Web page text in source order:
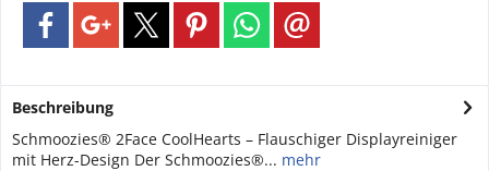
Beschreibung
Schmoozies® 2Face CoolHearts – Flauschiger Displayreiniger
mit Herz-Design Der Schmoozies®... mehr